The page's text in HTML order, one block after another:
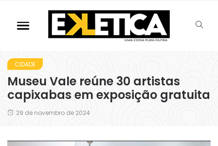
CIDADE
Museu Vale reúne 30 artistas
capixabas em exposição gratuita
29 de novembro de 2024